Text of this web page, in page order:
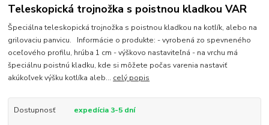
Teleskopická trojnožka s poistnou kladkou VAR
Špeciálna teleskopická trojnožka s poistnou kladkou na kotlík, alebo na
grilovaciu panvicu. Informácie o produkte: - vyrobená zo spevneného
oceľového profilu, hrúba 1 cm - výškovo nastaviteľná - na vrchu má
špeciálnu poistnú kladku, kde si môžete počas varenia nastaviť
akúkoľvek výšku kotlíka aleb... celý popis
Dostupnosť expedícia 3-5 dní